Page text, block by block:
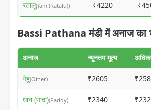
रतालू(Yam (Ratalu)) ₹4220
Bassi Pathana मंडी में अनाज का
अनाज न्यूनतम मूल्य
गेहूं(Other) ₹2605
धान (सादा)(Paddy) ₹2340